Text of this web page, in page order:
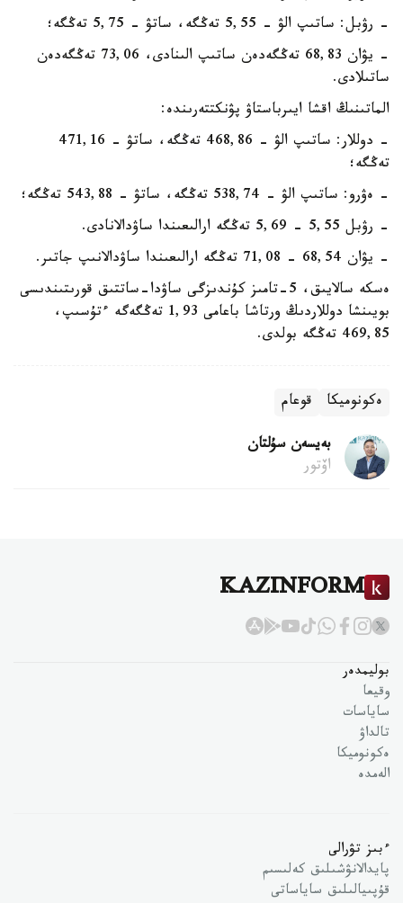
- رۋبل: ساتىپ الۋ - 5,55 تەڭگە، ساتۋ - 5,75 تەڭگە؛
- يۋان 68,83 تەڭگەدەن ساتىپ الىنادى، 73,06 تەڭگەدەن
ساتىلادى.
الماتىنىڭ اقشا ايىرباستاۋ پۋنكتتەرىندە:
- دوللار: ساتىپ الۋ - 468,86 تەڭگە، ساتۋ - 471,16
تەڭگە؛
- ەۋرو: ساتىپ الۋ - 538,74 تەڭگە، ساتۋ - 543,88 تەڭگە؛
- رۋبل 5,55 - 5,69 تەڭگە ارالىعىندا ساۋدالانادى.
- يۋان 68,54 - 71,08 تەڭگە ارالىعىندا ساۋدالانىپ جاتىر.
ەسكە سالايىق، 5-تامىز كۇندىزگى ساۋدا-ساتتىق قورىتىندىسى
بويىنشا دوللاردىڭ ورتاشا باعامى 1,93 تەڭگەگە ءتۇسىپ،
469,85 تەڭگە بولدى.
ەكونوميكا قوعام
بەيسەن سۇلتان
اۆتور
KAZINFORM
بوليمدەر
وقيعا
ساياسات
تالداۋ
ەكونوميكا
الەمدە
ءبىز تۋرالى
پايدالانۋشىلىق كەلىسىم
قۇپىيالىلىق ساياساتى